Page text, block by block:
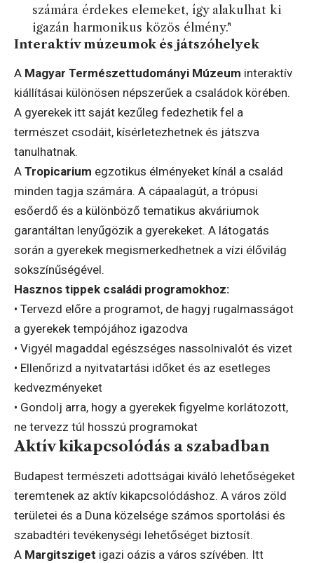
számára érdekes elemeket, így alakulhat ki
igazán harmonikus közös élmény."
Interaktív múzeumok és játszóhelyek
A Magyar Természettudományi Múzeum interaktív
kiállításai különösen népszerűek a családok körében.
A gyerekek itt saját kezűleg fedezhetik fel a
természet csodáit, kísérletezhetnek és játszva
tanulhatnak.
A Tropicarium egzotikus élményeket kínál a család
minden tagja számára. A cápaalagút, a trópusi
esőerdő és a különböző tematikus akváriumok
garantáltan lenyűgözik a gyerekeket. A látogatás
során a gyerekek megismerkedhetnek a vízi élővilág
sokszínűségével.
Hasznos tippek családi programokhoz:
• Tervezd előre a programot, de hagyj rugalmasságot
a gyerekek tempójához igazodva
• Vigyél magaddal egészséges nassolnivalót és vizet
• Ellenőrizd a nyitvatartási időket és az esetleges
kedvezményeket
• Gondolj arra, hogy a gyerekek figyelme korlátozott,
ne tervezz túl hosszú programokat
Aktív kikapcsolódás a szabadban
Budapest természeti adottságai kiváló lehetőségeket
teremtenek az aktív kikapcsolódáshoz. A város zöld
területei és a Duna közelsége számos sportolási és
szabadtéri tevékenységi lehetőséget biztosít.
A Margitsziget igazi oázis a város szívében. Itt